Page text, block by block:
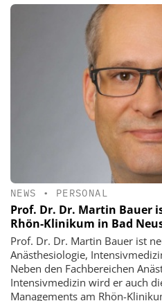
NEWS • PERSONAL
Prof. Dr. Dr. Martin Bauer
Rhön-Klinikum in Bad
Prof. Dr. Dr. Martin Bauer ist
Anästhesiologie,
Neben den Fachbereichen
Intensivmedizin wird er auch
Managements am Rhön-